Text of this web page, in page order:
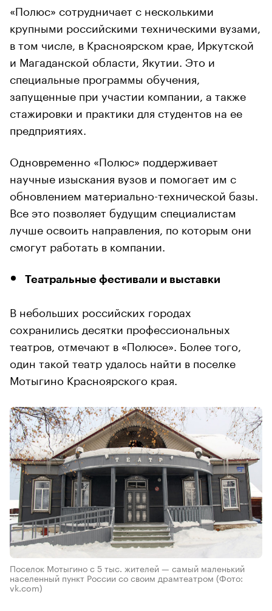
«Полюс» сотрудничает с несколькими
крупными российскими техническими вузами,
в том числе, в Красноярском крае, Иркутской
и Магаданской области, Якутии. Это и
специальные программы обучения,
запущенные при участии компании, а также
стажировки и практики для студентов на ее
предприятиях.
Одновременно «Полюс» поддерживает
научные изыскания вузов и помогает им с
обновлением материально-технической базы.
Все это позволяет будущим специалистам
лучше освоить направления, по которым они
смогут работать в компании.
Театральные фестивали и выставки
В небольших российских городах
сохранились десятки профессиональных
театров, отмечают в «Полюсе». Более того,
один такой театр удалось найти в поселке
Мотыгино Красноярского края.
Поселок Мотыгино с 5 тыс. жителей — самый маленький
населенный пункт России со своим драмтеатром (Фото:
vk.com)